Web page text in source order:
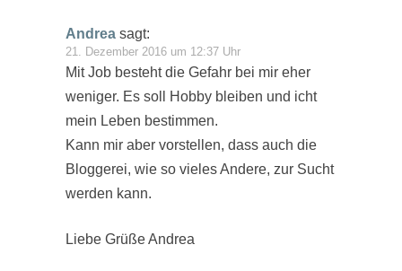
Andrea sagt:
21. Dezember 2016 um 12:37 Uhr
Mit Job besteht die Gefahr bei mir eher
weniger. Es soll Hobby bleiben und icht
mein Leben bestimmen.
Kann mir aber vorstellen, dass auch die
Bloggerei, wie so vieles Andere, zur Sucht
werden kann.
Liebe Grüße Andrea